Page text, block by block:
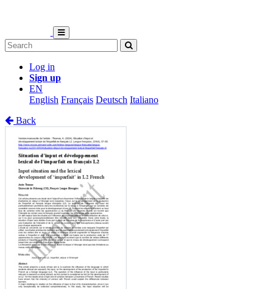
Log in
Sign up
EN
English Français Deutsch Italiano
Back